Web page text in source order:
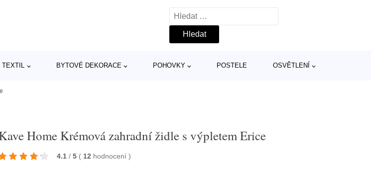
Vyhledávání
TEXTIL BYTOVÉ DEKORACE POHOVKY POSTELE OSVĚTLENÍ
Home Krémová zahradní židle s výpletem Erice
4.1 / 5 ( 12 hodnocení)